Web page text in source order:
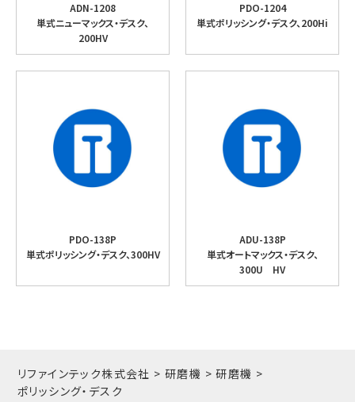
ADN-1208
単式ニューマックス・デスク、
200HV
PDO-1204
単式ポリッシング・デスク、200Hi
PDO-138P
単式ポリッシング・デスク、300HV
ADU-138P
単式オートマックス・デスク、
300U HV
リファインテック株式会社 >研磨機 >研磨機 >
ポリッシング・デスク